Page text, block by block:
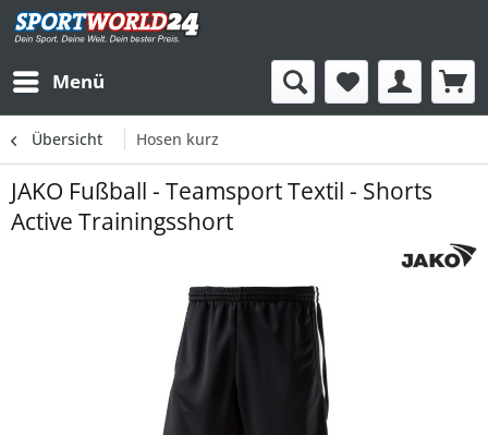
Menü
Übersicht Hosen kurz
JAKO Fußball - Teamsport Textil - Shorts
Active Trainingsshort